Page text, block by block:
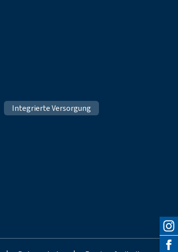
Integrierte Versorgung